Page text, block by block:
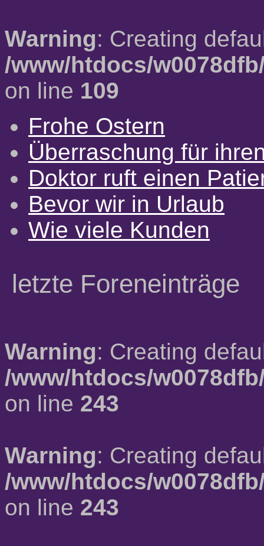
Warning: Creating
/www/htdocs/
on line 109
Frohe Ostern
Überraschung für
Doktor ruft einen
Bevor wir in Urlaub
Wie viele Kunden
letzte Foreneinträge
Warning: Creating
/www/htdocs/
on line 243
Warning: Creating
/www/htdocs/
on line 243